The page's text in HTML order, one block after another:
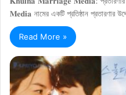
𝐌𝐞𝐝𝐢𝐚 নামের একটি প্রতিষ্ঠান প্রতারণার
Read More »